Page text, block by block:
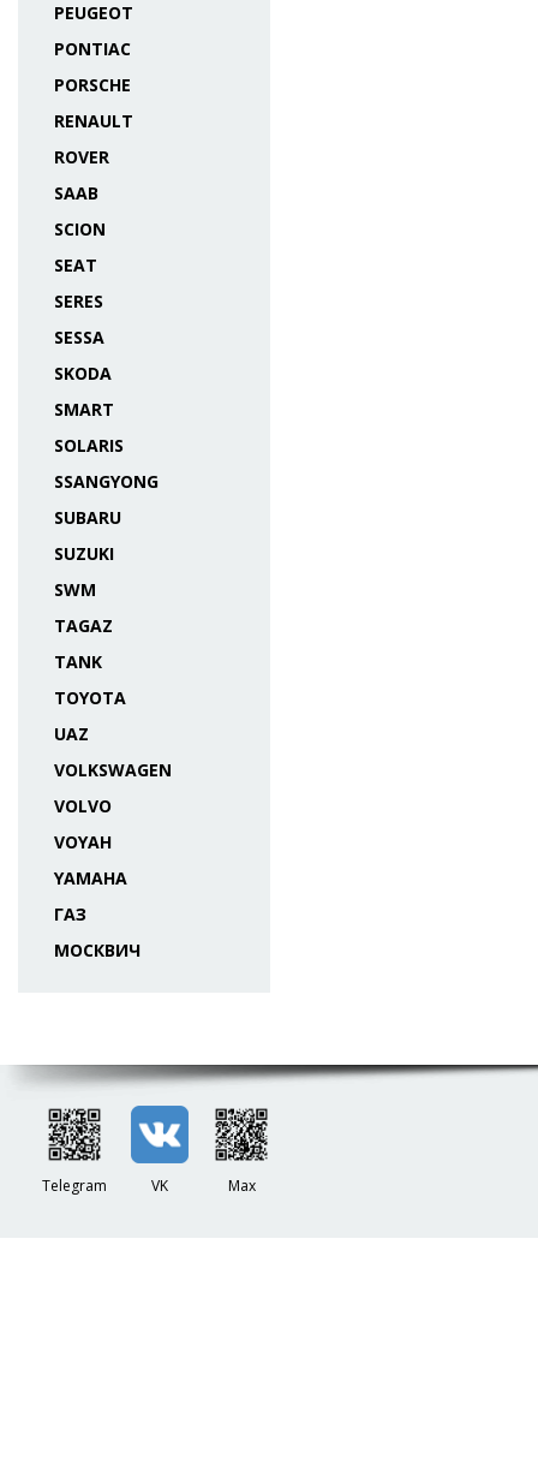
PEUGEOT
PONTIAC
PORSCHE
RENAULT
ROVER
SAAB
SCION
SEAT
SERES
SESSA
SKODA
SMART
SOLARIS
SSANGYONG
SUBARU
SUZUKI
SWM
TAGAZ
TANK
TOYOTA
UAZ
VOLKSWAGEN
VOLVO
VOYAH
YAMAHA
ГАЗ
МОСКВИЧ
Telegram VK Max